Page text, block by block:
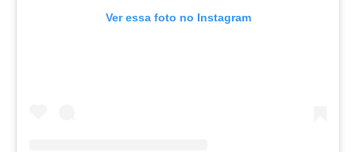
Ver essa foto no Instagram